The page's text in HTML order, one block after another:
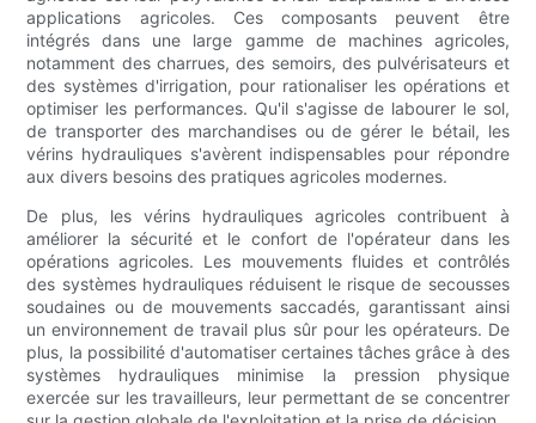
applications agricoles. Ces composants peuvent être
intégrés dans une large gamme de machines agricoles,
notamment des charrues, des semoirs, des pulvérisateurs et
des systèmes d'irrigation, pour rationaliser les opérations et
optimiser les performances. Qu'il s'agisse de labourer le sol,
de transporter des marchandises ou de gérer le bétail, les
vérins hydrauliques s'avèrent indispensables pour répondre
aux divers besoins des pratiques agricoles modernes.
De plus, les vérins hydrauliques agricoles contribuent à
améliorer la sécurité et le confort de l'opérateur dans les
opérations agricoles. Les mouvements fluides et contrôlés
des systèmes hydrauliques réduisent le risque de secousses
soudaines ou de mouvements saccadés, garantissant ainsi
un environnement de travail plus sûr pour les opérateurs. De
plus, la possibilité d'automatiser certaines tâches grâce à des
systèmes hydrauliques minimise la pression physique
exercée sur les travailleurs, leur permettant de se concentrer